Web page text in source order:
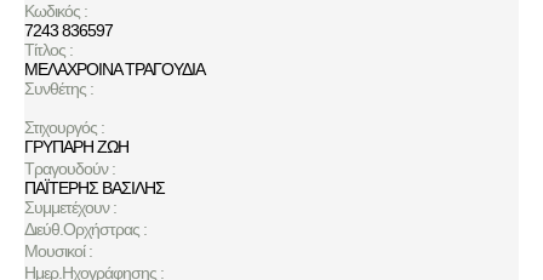
Κωδικός :
7243 836597
Τίτλος :
ΜΕΛΑΧΡΟΙΝΑ ΤΡΑΓΟΥΔΙΑ
Συνθέτης :
Στιχουργός :
ΓΡΥΠΑΡΗ ΖΩΗ
Τραγουδούν :
ΠΑΪΤΕΡΗΣ ΒΑΣΙΛΗΣ
Συμμετέχουν :
Διεύθ.Ορχήστρας :
Μουσικοί :
Ημερ.Ηχογράφησης :